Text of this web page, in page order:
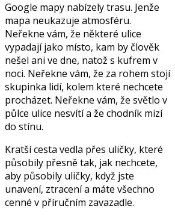
Google mapy nabízely trasu. Jenže
mapa neukazuje atmosféru.
Neřekne vám, že některé ulice
vypadají jako místo, kam by člověk
nešel ani ve dne, natož s kufrem v
noci. Neřekne vám, že za rohem stojí
skupinka lidí, kolem které nechcete
procházet. Neřekne vám, že světlo v
půlce ulice nesvítí a že chodník mizí
do stínu.
Kratší cesta vedla přes uličky, které
působily přesně tak, jak nechcete,
aby působily uličky, když jste
unavení, ztracení a máte všechno
cenné v příručním zavazadle.